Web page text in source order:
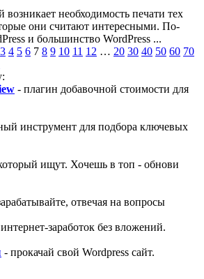
возникает необходимость печати тех
они считают интересными. По-
и большинство WordPress ...
3 4 5 6 7 8 9 10 11 12 … 20 30 40 50 60 70
- плагин добавочной стоимости для
инструмент для подбора ключевых
ищут. Хочешь в топ - обнови
отвечая на вопросы
заработок без вложений.
- прокачай свой Wordpress сайт.